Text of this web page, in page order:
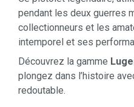
pendant les deux guerres
collectionneurs et les
intemporel et ses
Découvrez la gamme
plongez dans l’histoire
redoutable.